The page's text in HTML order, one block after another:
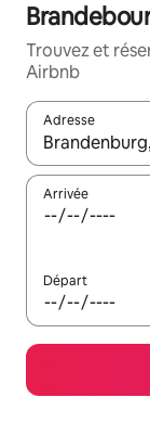
Trouvez et
Airbnb
Adresse
Lorsque les
Arrivée
Départ